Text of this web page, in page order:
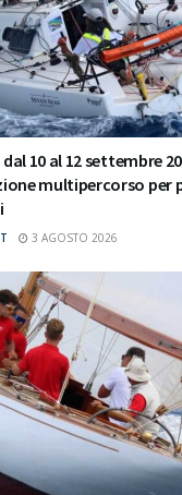
dal 10 al 12 settembre
multipercorso per
3 AGOSTO 2026